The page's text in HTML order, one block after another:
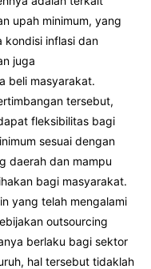
upah minimum, yang
kondisi inflasi dan
juga
beli masyarakat.
tersebut,
fleksibilitas bagi
sesuai dengan
daerah dan mampu
bagi masyarakat.
yang telah mengalami
outsourcing
berlaku bagi sektor
hal tersebut tidaklah